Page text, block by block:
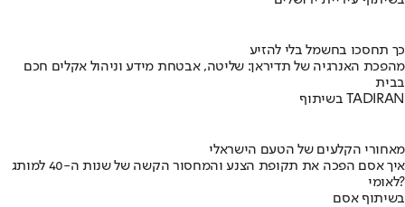
כך תחסכו בחשמל בלי להזיע
מהפכת האנרגיה של תדיראן: שליטה, אבטחת מידע וניהול אקלים חכם
בבית
בשיתוף TADIRAN
מאחורי הקלעים של הטעם הישראלי
איך אסם הפכה את תקופת הצנע והמחסור הקשה של שנות ה-40 למותג
לאומי?
בשיתוף אסם